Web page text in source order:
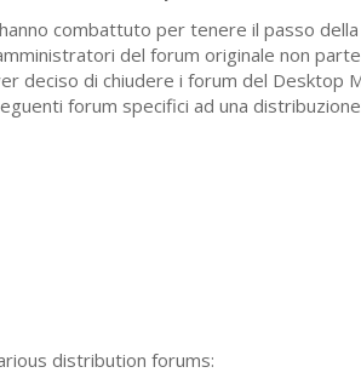
combattuto per tenere il passo
del forum originale non
deciso di chiudere i forum del Desktop
forum specifici ad una
distribution forums: